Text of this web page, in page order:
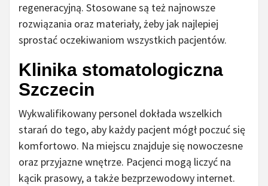
regeneracyjną. Stosowane są też najnowsze
rozwiązania oraz materiały, żeby jak najlepiej
sprostać oczekiwaniom wszystkich pacjentów.
Klinika stomatologiczna
Szczecin
Wykwalifikowany personel dokłada wszelkich
starań do tego, aby każdy pacjent mógł poczuć się
komfortowo. Na miejscu znajduje się nowoczesne
oraz przyjazne wnętrze. Pacjenci mogą liczyć na
kącik prasowy, a także bezprzewodowy internet.